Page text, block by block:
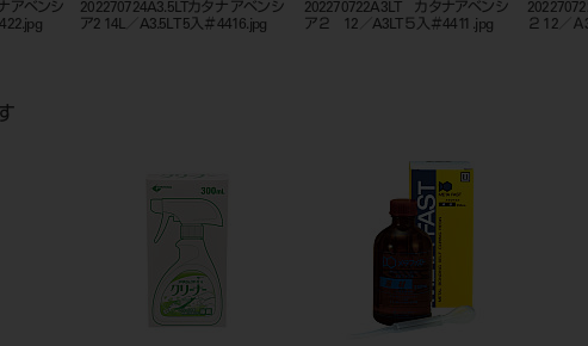
アベンシ
202270724A3.5LTカタナ アベンシ
ア2 14L／A3.5LT 5入＃4416.jpg
202270722A3LT カタナアベンシ
ア２ 12／A3LT５入＃4411 .jpg
２ 12／